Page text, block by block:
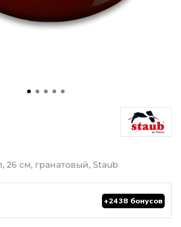
26 см, гранатовый, Staub
+2438 бонусов